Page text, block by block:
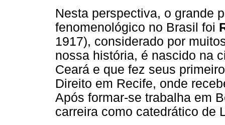
Nesta perspectiva, o grande
fenomenológico no Brasil foi
1917), considerado por
nossa história, é nascido na
Ceará e que fez seus
Direito em Recife, onde
Após formar-se trabalha em
carreira como catedrático de